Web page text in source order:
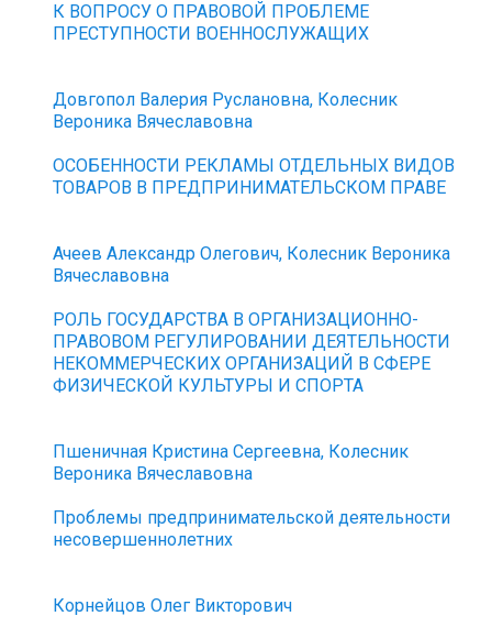
К ВОПРОСУ О ПРАВОВОЙ ПРОБЛЕМЕ
ПРЕСТУПНОСТИ ВОЕННОСЛУЖАЩИХ
Довгопол Валерия Руслановна, Колесник
Вероника Вячеславовна
ОСОБЕННОСТИ РЕКЛАМЫ ОТДЕЛЬНЫХ ВИДОВ
ТОВАРОВ В ПРЕДПРИНИМАТЕЛЬСКОМ ПРАВЕ
Ачеев Александр Олегович, Колесник Вероника
Вячеславовна
РОЛЬ ГОСУДАРСТВА В ОРГАНИЗАЦИОННО-
ПРАВОВОМ РЕГУЛИРОВАНИИ ДЕЯТЕЛЬНОСТИ
НЕКОММЕРЧЕСКИХ ОРГАНИЗАЦИЙ В СФЕРЕ
ФИЗИЧЕСКОЙ КУЛЬТУРЫ И СПОРТА
Пшеничная Кристина Сергеевна, Колесник
Вероника Вячеславовна
Проблемы предпринимательской деятельности
несовершеннолетних
Корнейцов Олег Викторович